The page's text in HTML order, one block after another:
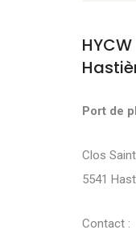
HYCW
Port de
Clos
5541
Contact :